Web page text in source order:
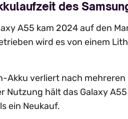
des
A55 kam 2024 auf den
wird es von einem
Akku verliert nach mehreren
Nutzung hält das Galaxy
ein Neukauf.